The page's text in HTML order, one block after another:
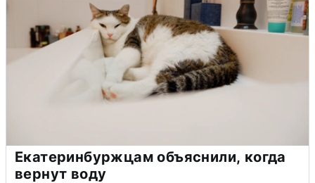
Екатеринбуржцам объяснили, когда
вернут воду